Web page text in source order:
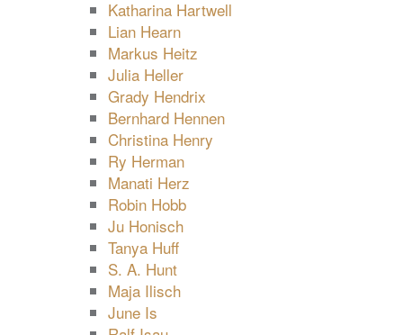
Katharina Hartwell
Lian Hearn
Markus Heitz
Julia Heller
Grady Hendrix
Bernhard Hennen
Christina Henry
Ry Herman
Manati Herz
Robin Hobb
Ju Honisch
Tanya Huff
S. A. Hunt
Maja Ilisch
June Is